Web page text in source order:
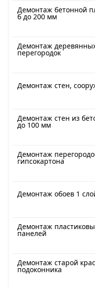
Демонтаж бетонной
б до 200 мм
Демонтаж
перегородок
Демонтаж стен,
Демонтаж стен из
до 100 мм
Демонтаж
гипсокартона
Демонтаж обоев 1
Демонтаж
панелей
Демонтаж старой
подоконника